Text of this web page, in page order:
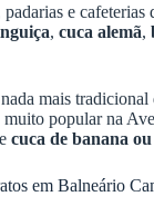
e cafeterias
, cuca alemã,
mais
muito popular na
cuca de banana
em Balneário